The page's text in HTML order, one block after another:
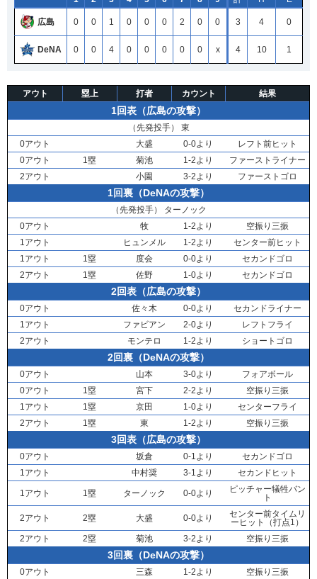
広島 0 0 1 0 0 0 2 0 0 3 4 0
DeNA 0 0 4 0 0 0 0 0 x 4 10 1
アウト 塁上 打者 カウント 結果
1回表（広島の攻撃）
（先発投手） 東
0アウト
大盛 0-0より
レフト前ヒット
0アウト
1塁 菊池 1-2より
ファーストライナー
2アウト
小園 3-2より ファーストゴロ
1回裏（DeNAの攻撃）
（先発投手）
ターノック
0アウト
牧 1-2より
空振り三振
1アウト
ヒュンメル 1-2より
センター前ヒット
1アウト
1塁 度会 0-0より
セカンドゴロ
2アウト
1塁 佐野 1-0より セカンドゴロ
2回表（広島の攻撃）
0アウト 佐々木 0-0より
セカンドライナー
1アウト
ファビアン 2-0より
レフトフライ
2アウト
モンテロ 1-2より ショートゴロ
2回裏（DeNAの攻撃）
0アウト 山本 3-0より
フォアボール
0アウト
1塁 宮下 2-2より
空振り三振
1アウト
1塁 京田 1-0より
センターフライ
2アウト
1塁 東 1-2より 空振り三振
3回表（広島の攻撃）
0アウト 坂倉 0-1より
セカンドゴロ
1アウト
中村奨 3-1より セカンドヒット
1アウト 1塁 ターノック 0-0より
ピッチャー犠牲バン
ト
2アウト 2塁 大盛 0-0より
センター前タイムリ
ーヒット（打点1）
2アウト
2塁 菊池 3-2より 空振り三振
3回裏（DeNAの攻撃）
0アウト 三森 1-2より
空振り三振